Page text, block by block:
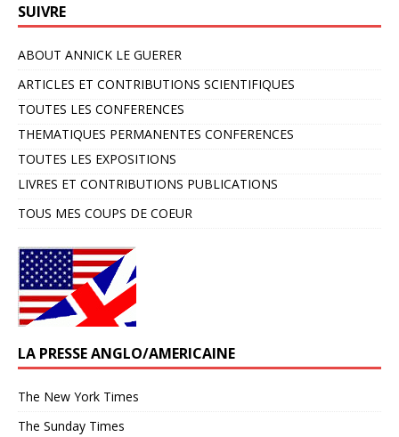
SUIVRE
ABOUT ANNICK LE GUERER
ARTICLES ET CONTRIBUTIONS SCIENTIFIQUES
TOUTES LES CONFERENCES
THEMATIQUES PERMANENTES CONFERENCES
TOUTES LES EXPOSITIONS
LIVRES ET CONTRIBUTIONS PUBLICATIONS
TOUS MES COUPS DE COEUR
LA PRESSE ANGLO/AMERICAINE
The New York Times
The Sunday Times